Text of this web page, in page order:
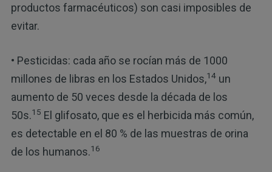
productos farmacéuticos) son casi imposibles de
evitar.
• Pesticidas: cada año se rocían más de 1000
millones de libras en los Estados Unidos,14un
aumento de 50 veces desde la década de los
50s.15 El glifosato, que es el herbicida más común,
es detectable en el 80 % de las muestras de orina
de los humanos.16